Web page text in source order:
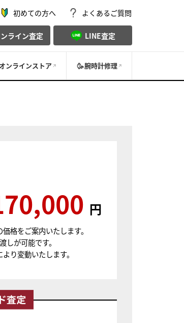
初めての方へ よくあるご質問
ライン査定 LINE査定
オンラインストア 腕時計修理
円
格をご案内いたします。
しが可能です。
り変動いたします。